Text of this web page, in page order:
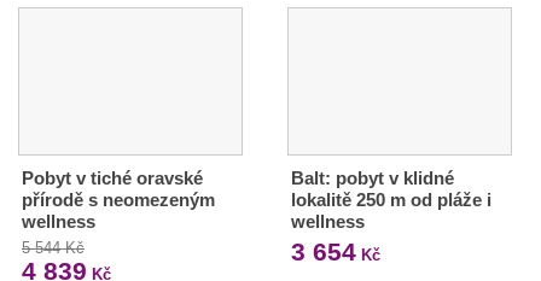
Pobyt v tiché oravské
přírodě s neomezeným
wellness
5 544 Kč
4 839 Kč
Balt: pobyt v klidné
lokalitě 250 m od pláže i
wellness
3 654Kč